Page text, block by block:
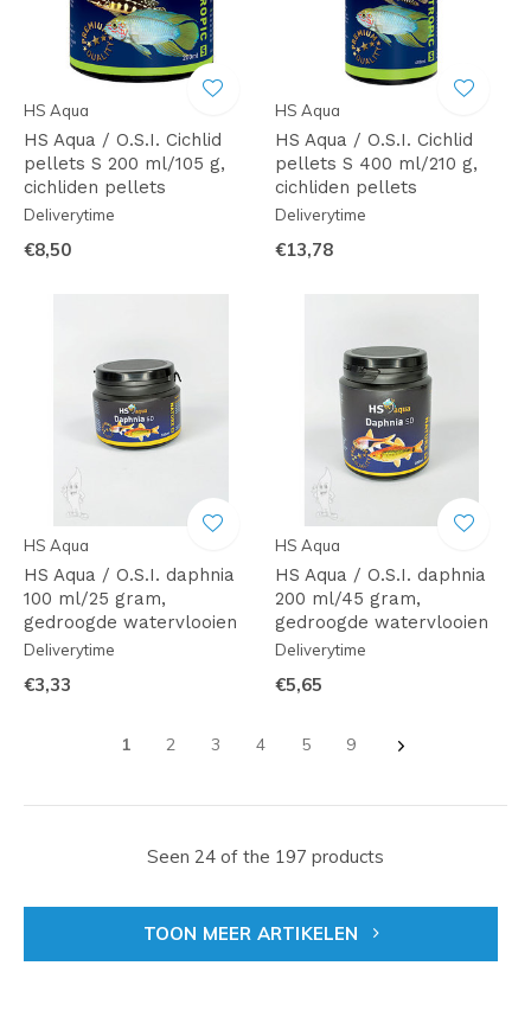
HS Aqua
HS Aqua / O.S.I. Cichlid
pellets S 200 ml/105 g,
cichliden pellets
Deliverytime
€8,50
HS Aqua
HS Aqua / O.S.I. Cichlid
pellets S 400 ml/210 g,
cichliden pellets
Deliverytime
€13,78
HS Aqua
HS Aqua / O.S.I. daphnia
100 ml/25 gram,
gedroogde watervlooien
Deliverytime
€3,33
HS Aqua
HS Aqua / O.S.I. daphnia
200 ml/45 gram,
gedroogde watervlooien
Deliverytime
€5,65
1 2 3 4 5 9
Seen 24 of the 197 products
TOON MEER ARTIKELEN